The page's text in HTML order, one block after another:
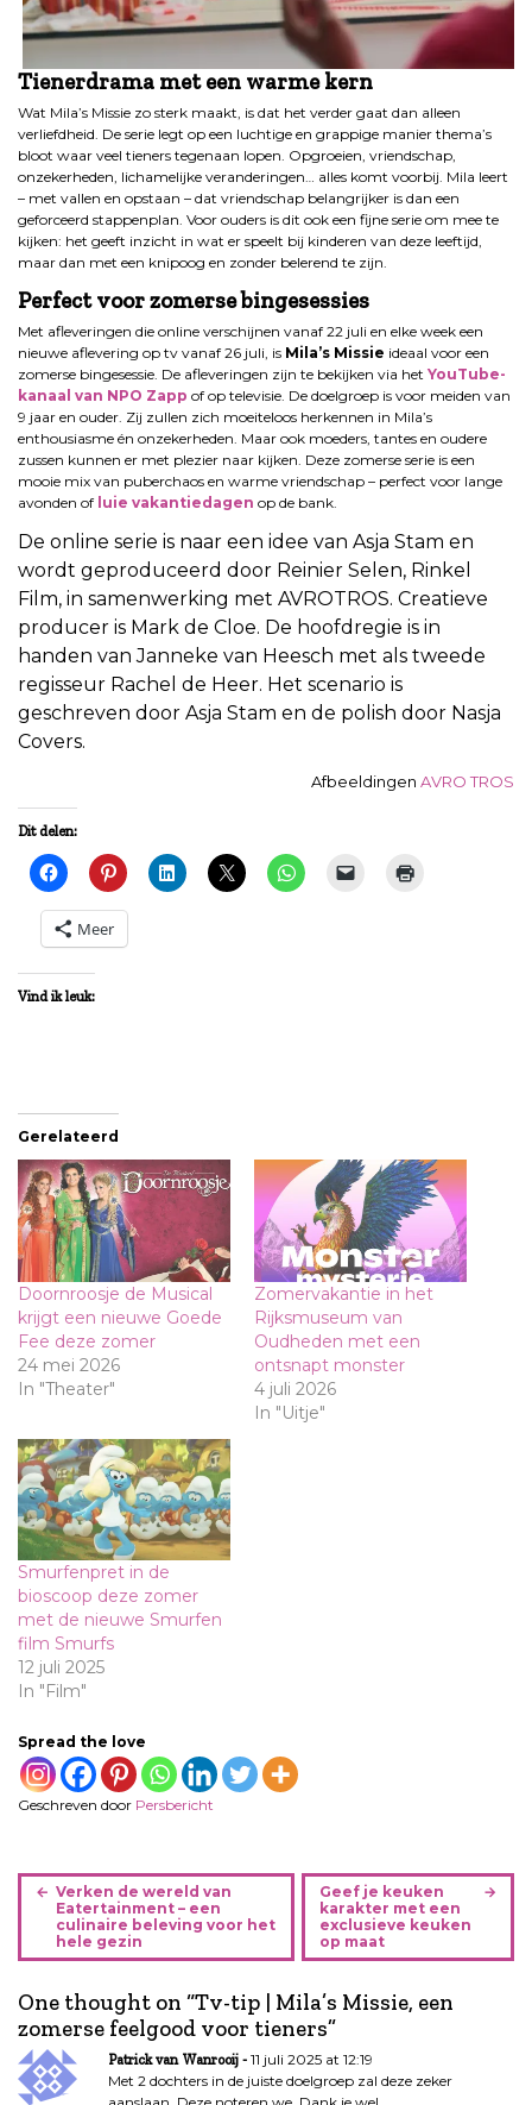
Tienerdrama met een warme kern
Wat Mila’s Missie zo sterk maakt, is dat het verder gaat dan alleen
verliefdheid. De serie legt op een luchtige en grappige manier thema’s
bloot waar veel tieners tegenaan lopen. Opgroeien, vriendschap,
onzekerheden, lichamelijke veranderingen… alles komt voorbij. Mila leert
– met vallen en opstaan – dat vriendschap belangrijker is dan een
geforceerd stappenplan. Voor ouders is dit ook een fijne serie om mee te
kijken: het geeft inzicht in wat er speelt bij kinderen van deze leeftijd,
maar dan met een knipoog en zonder belerend te zijn.
Perfect voor zomerse bingesessies
Met afleveringen die online verschijnen vanaf 22 juli en elke week een
nieuwe aflevering op tv vanaf 26 juli, is Mila’s Missie ideaal voor een
zomerse bingesessie. De afleveringen zijn te bekijken via het YouTube-
kanaal van NPO Zapp of op televisie. De doelgroep is voor meiden van
9 jaar en ouder. Zij zullen zich moeiteloos herkennen in Mila’s
enthousiasme én onzekerheden. Maar ook moeders, tantes en oudere
zussen kunnen er met plezier naar kijken. Deze zomerse serie is een
mooie mix van puberchaos en warme vriendschap – perfect voor lange
avonden of luie vakantiedagen op de bank.
De online serie is naar een idee van Asja Stam en
wordt geproduceerd door Reinier Selen, Rinkel
Film, in samenwerking met AVROTROS. Creatieve
producer is Mark de Cloe. De hoofdregie is in
handen van Janneke van Heesch met als tweede
regisseur Rachel de Heer. Het scenario is
geschreven door Asja Stam en de polish door Nasja
Covers.
Afbeeldingen AVRO TROS
Dit delen:
Meer
Vind ik leuk:
Gerelateerd
Doornroosje de Musical
krijgt een nieuwe Goede
Fee deze zomer
24 mei 2026
In "Theater"
Zomervakantie in het
Rijksmuseum van
Oudheden met een
ontsnapt monster
4 juli 2026
In "Uitje"
Smurfenpret in de
bioscoop deze zomer
met de nieuwe Smurfen
film Smurfs
12 juli 2025
In "Film"
Spread the love
Geschreven door Persbericht
B
i
c
h
t
n
a
Verken de wereld van
Eatertainment – een
culinaire beleving voor het
hele gezin
Geef je keuken
karakter met een
exclusieve keuken
op maat
One thought on “Tv-tip | Mila’s Missie, een
zomerse feelgood voor tieners”
Patrick van Wanrooij
11 juli 2025 at 12:19
Met 2 dochters in de juiste doelgroep zal deze zeker